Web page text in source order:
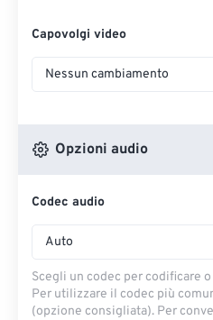
Capovolgi video
Nessun cambiamento
Opzioni audio
Codec audio
Auto
Scegli un codec per codificare
Per utilizzare il codec più
(opzione consigliata). Per